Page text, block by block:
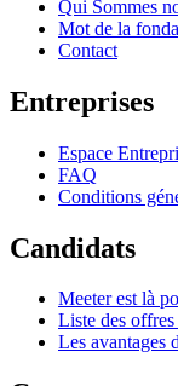
Qui Sommes
Mot de la
Contact
Entreprises
Espace
FAQ
Conditions
Candidats
Meeter est là
Liste des offres
Les avantages